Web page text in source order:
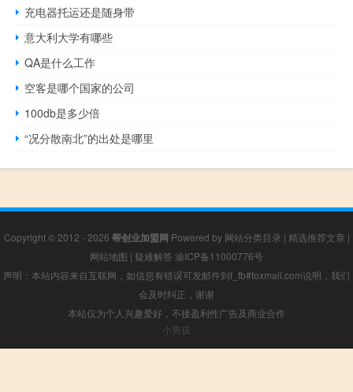
充电器托运还是随身带
意大利大学有哪些
QA是什么工作
空客是哪个国家的公司
100db是多少倍
“况分散南北”的出处是哪里
Copyright © 2012 - 2026 帮创业加盟网 Powered by 网站分类目录 | 精选推荐文章 |
网站地图 | 疑难解答 渝ICP备11000776号
声明：本站内容来自互联网，如信息有错误可发邮件到f_fb#foxmail.com说明，我们
会及时纠正，谢谢
本站仅为个人兴趣爱好，不接盈利性广告及商业合作
小男孩